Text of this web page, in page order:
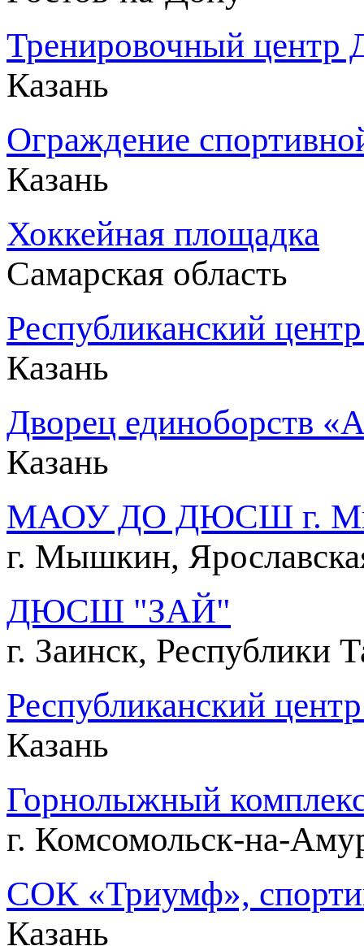
Тренировочный центр
Казань
Ограждение
Казань
Хоккейная площадка
Самарская область
Республиканский
Казань
Дворец единоборств
Казань
МАОУ ДО ДЮСШ г.
г. Мышкин,
ДЮСШ "ЗАЙ"
г. Заинск, Республики
Республиканский
Казань
Горнолыжный
г. Комсомольск-на-
СОК «Триумф»,
Казань